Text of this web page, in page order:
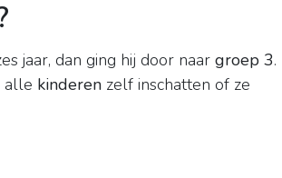
jaar, dan ging hij door naar groep 3.
alle kinderen zelf inschatten of ze